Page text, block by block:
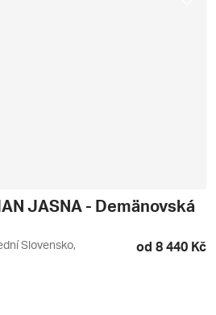
JASNA - Demänovská
Slovensko,
od 8 440 Kč